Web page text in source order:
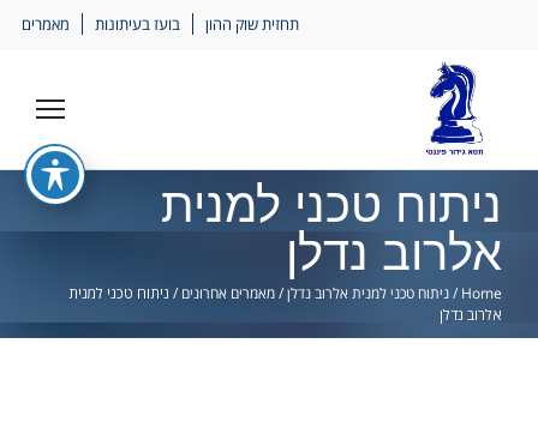
תחזית שוק ההון בועז בעיתונות מאמרים
ניתוח טכני למנית
אלרוב נדלן
Home
/ניתוח טכני למנית אלרוב נדלן/מאמרים אחרונים / ניתוח טכני למנית
אלרוב נדלן